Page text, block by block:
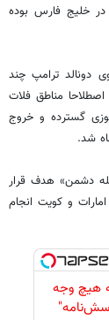
در خلیج فارس بوده
دونالد ترامپ چند
مناطق فلات
گسترده و خروج
شد.
دشمن» هدف قرار
و کویت انجام
هیچ وجه